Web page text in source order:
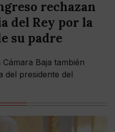
rechazan
del Rey por la
su padre
Baja también
del presidente del